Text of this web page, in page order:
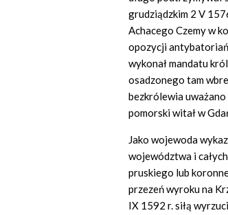
grudziądzkim 2 V
Achacego Czemy w
opozycji
wykonał mandatu
osadzonego tam
bezkrólewia
pomorski witał w
Jako wojewoda
województwa i
pruskiego lub
przezeń wyroku na
IX 1592 r. siłą